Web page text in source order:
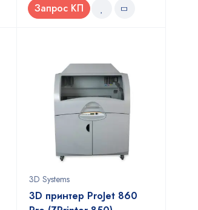
Запрос КП
3D Systems
3D принтер ProJet 860